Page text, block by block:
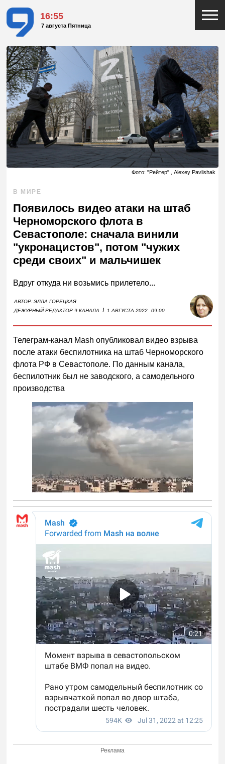
16:55
7 августа Пятница
Фото: "Рейтер" , Alexey Pavlishak
В МИРЕ
Появилось видео атаки на штаб
Черноморского флота в
Севастополе: сначала винили
"укронацистов", потом "чужих
среди своих" и мальчишек
Вдруг откуда ни возьмись прилетело...
АВТОР:ЭЛЛА ГОРЕЦКАЯ
ДЕЖУРНЫЙ РЕДАКТОР 9 КАНАЛА
I 1 АВГУСТА 2022 09:00
Телеграм-канал Mash опубликовал видео взрыва
после атаки беспилотника на штаб Черноморского
флота РФ в Севастополе. По данным канала,
беспилотник был не заводского, а самодельного
производства
Реклама